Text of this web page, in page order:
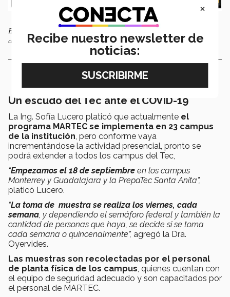
El proyecto MARTEC también cuenta con un sistema de semaforización
con 5 niveles de alerta según el nivel del virus en el agua.
Un escudo del Tec ante el COVID-19
La Ing. Sofía Lucero platicó que actualmente el
programa MARTEC se implementa en 23 campus
de la institución , pero conforme vaya
incrementándose la actividad presencial, pronto se
podrá extender a todos los campus del Tec,
“Empezamos el 18 de septiembre en los campus
Monterrey y Guadalajara y la PrepaTec Santa Anita”,
platicó Lucero.
“La toma de muestra se realiza los viernes, cada
semana , y dependiendo el semáforo federal y también la
cantidad de personas que haya, se decide si se toma
cada semana o quincenalmente”, agregó la Dra.
Oyervides.
Las muestras son recolectadas por el personal
de planta física de los campus , quienes cuentan con
el equipo de seguridad adecuado y son capacitados por
el personal de MARTEC.
×
Recibe nuestro newsletter de
noticias: